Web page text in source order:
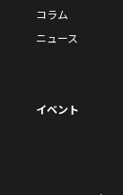
コラム
ニュース
イベント